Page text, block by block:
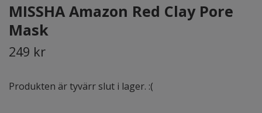
MISSHA Amazon Red Clay Pore
Mask
249 kr
Produkten är tyvärr slut i lager. :(